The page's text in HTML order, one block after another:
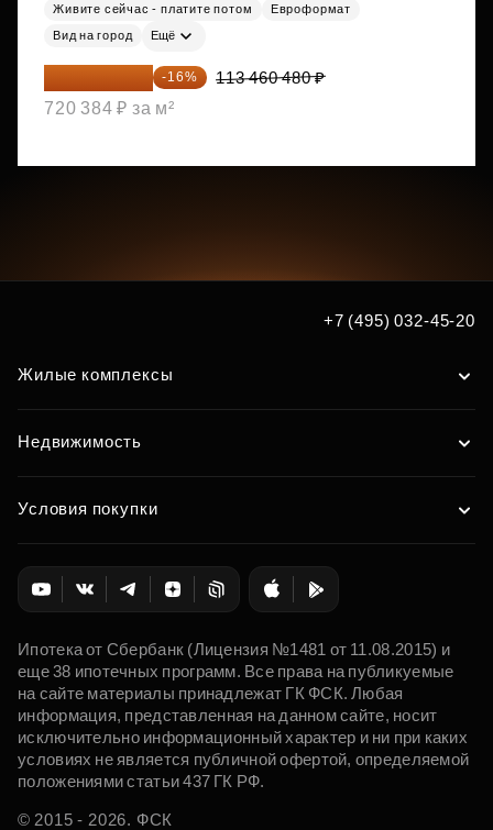
Живите сейчас - платите потом
Евроформат
Вид на город Ещё
95 306 803 ₽ -16%
113 460 480 ₽
720 384 ₽ за м²
+7 (495) 032-45-20
Жилые комплексы
Недвижимость
Условия покупки
Ипотека от Сбербанк (Лицензия №1481 от 11.08.2015) и
еще 38 ипотечных программ. Все права на публикуемые
на сайте материалы принадлежат ГК ФСК. Любая
информация, представленная на данном сайте, носит
исключительно информационный характер и ни при каких
условиях не является публичной офертой, определяемой
положениями статьи 437 ГК РФ.
© 2015 - 2026. ФСК